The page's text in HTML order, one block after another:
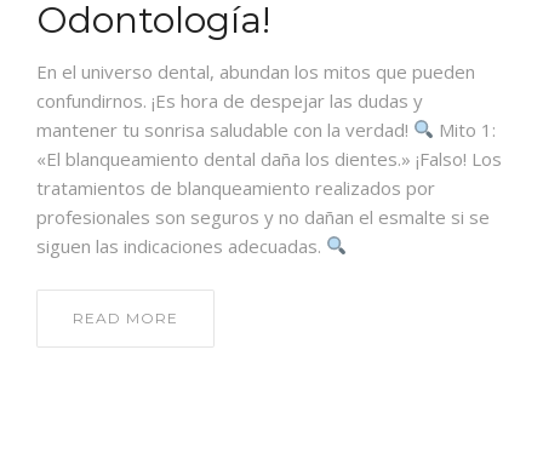
Odontología!
En el universo dental, abundan los mitos que pueden
confundirnos. ¡Es hora de despejar las dudas y
mantener tu sonrisa saludable con la verdad!
Mito 1:
«El blanqueamiento dental daña los dientes.» ¡Falso! Los
tratamientos de blanqueamiento realizados por
profesionales son seguros y no dañan el esmalte si se
siguen las indicaciones adecuadas.
READ MORE